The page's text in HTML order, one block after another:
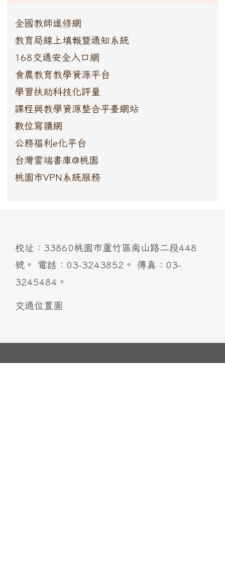
全國教師進修網
教育局線上填報暨通知系統
168交通安全入口網
食農教育教學資源平台
學習扶助科技化評量
課程與教學資源整合平臺網站
數位寫讀網
公務福利e化平台
台灣雲端書庫@桃園
桃園市VPN系統服務
校址：33860桃園市蘆竹區南山路二段448
號。 電話：03-3243852。 傳真：03-
3245484。
交通位置圖